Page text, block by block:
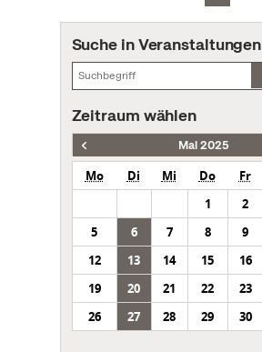
Suche in Veranstaltungen
Zeitraum wählen
Mai 2025
Mo Di Mi Do Fr
1
2
5
6 7 8 9
12
13 14 15 16
19
20 21 22 23
26
27 28 29 30